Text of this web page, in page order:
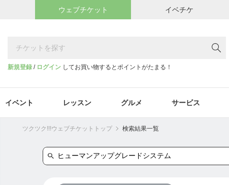
ウェブチケット イベチケ
新規登録 / ログイン してお買い物するとポイントがたまる！
イベント レッスン グルメ サービス
ツクツク!!!ウェブチケットトップ 検索結果一覧